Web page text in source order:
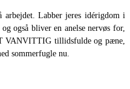
Labber jeres idérigdom i
også bliver en anelse nervøs for,
VANVITTIG tillidsfulde og pæne,
sommerfugle nu.